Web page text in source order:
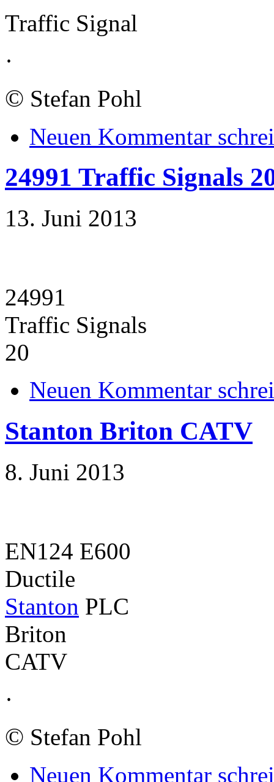
Traffic Signal
·
© Stefan Pohl
Neuen Kommentar
24991 Traffic Signals
13. Juni 2013
24991
Traffic Signals
20
Neuen Kommentar
Stanton Briton CATV
8. Juni 2013
EN124 E600
Ductile
Stanton PLC
Briton
CATV
·
© Stefan Pohl
Neuen Kommentar